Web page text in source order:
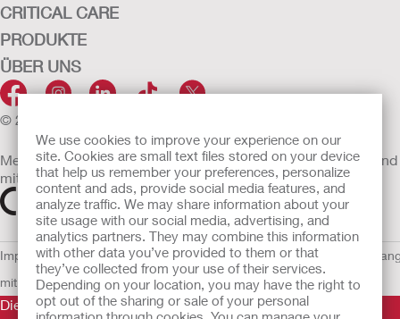
We use cookies to improve your experience on our
site. Cookies are small text files stored on your device
that help us remember your preferences, personalize
content and ads, provide social media features, and
analyze traffic. We may share information about your
site usage with our social media, advertising, and
analytics partners. They may combine this information
with other data you’ve provided to them or that
they’ve collected from your use of their services.
Depending on your location, you may have the right to
opt out of the sharing or sale of your personal
CRITICAL CARE
PRODUKTE
ÜBER UNS
© 2026 Hollister Incorporated
Medizinprodukte, die innerhalb der EU vertrieben werden, sind
mit einem der folgenden Symbole gekennzeichnet
Impressum AGB Nutzungsbedingungen Datenschutzerklärung
mit CookiesEU Whistleblowern-Mitteilung
Die Informationen auf dieser Website sind nicht als